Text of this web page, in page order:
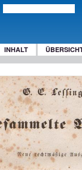
INHALT